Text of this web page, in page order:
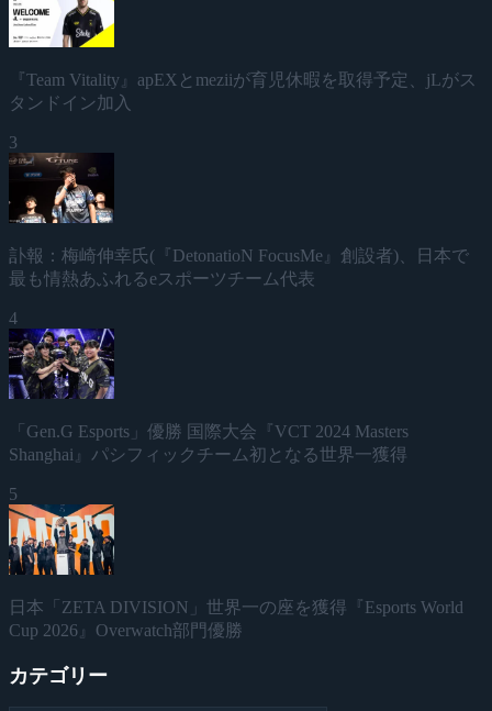
『Team Vitality』apEXとmeziiが育児休暇を取得予定、jLがス
タンドイン加入
3
訃報：梅崎伸幸氏(『DetonatioN FocusMe』創設者)、日本で
最も情熱あふれるeスポーツチーム代表
4
「Gen.G Esports」優勝 国際大会『VCT 2024 Masters
Shanghai』パシフィックチーム初となる世界一獲得
5
日本「ZETA DIVISION」世界一の座を獲得『Esports World
Cup 2026』Overwatch部門優勝
カテゴリー